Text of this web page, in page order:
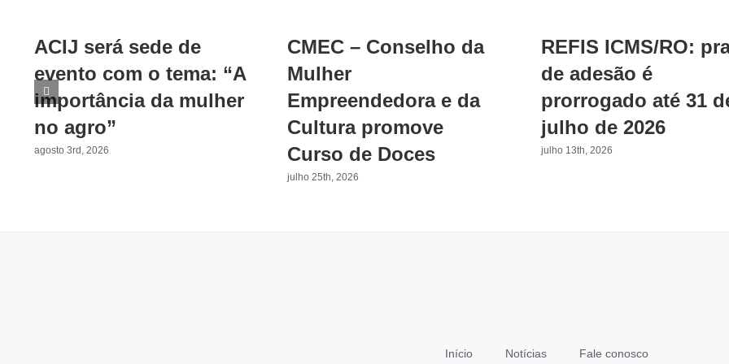
ACIJ será sede de
evento com o tema: “A
importância da mulher
no agro”
agosto 3rd, 2026
CMEC – Conselho da
Mulher
Empreendedora e da
Cultura promove
Curso de Doces
julho 25th, 2026
REFIS ICMS/RO:
de adesão é
prorrogado até 31
julho de 2026
julho 13th, 2026
Início Notícias Fale conosco